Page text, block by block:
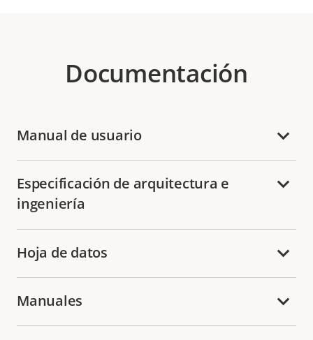
Documentación
Manual de usuario
Especificación de arquitectura e
ingeniería
Hoja de datos
Manuales